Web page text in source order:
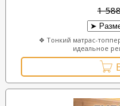
1
❖ Тонкий матрас-
идеальное